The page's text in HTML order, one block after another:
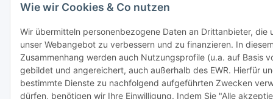
Wie wir Cookies & Co nutzen
Wir übermitteln personenbezogene Daten an Drittanbieter, die
unser Webangebot zu verbessern und zu finanzieren. In
Zusammenhang werden auch Nutzungsprofile (u.a. auf Basis
gebildet und angereichert, auch außerhalb des EWR. Hierfür
bestimmte Dienste zu nachfolgend aufgeführten Zwecken
dürfen, benötigen wir Ihre Einwilligung. Indem Sie "Alle